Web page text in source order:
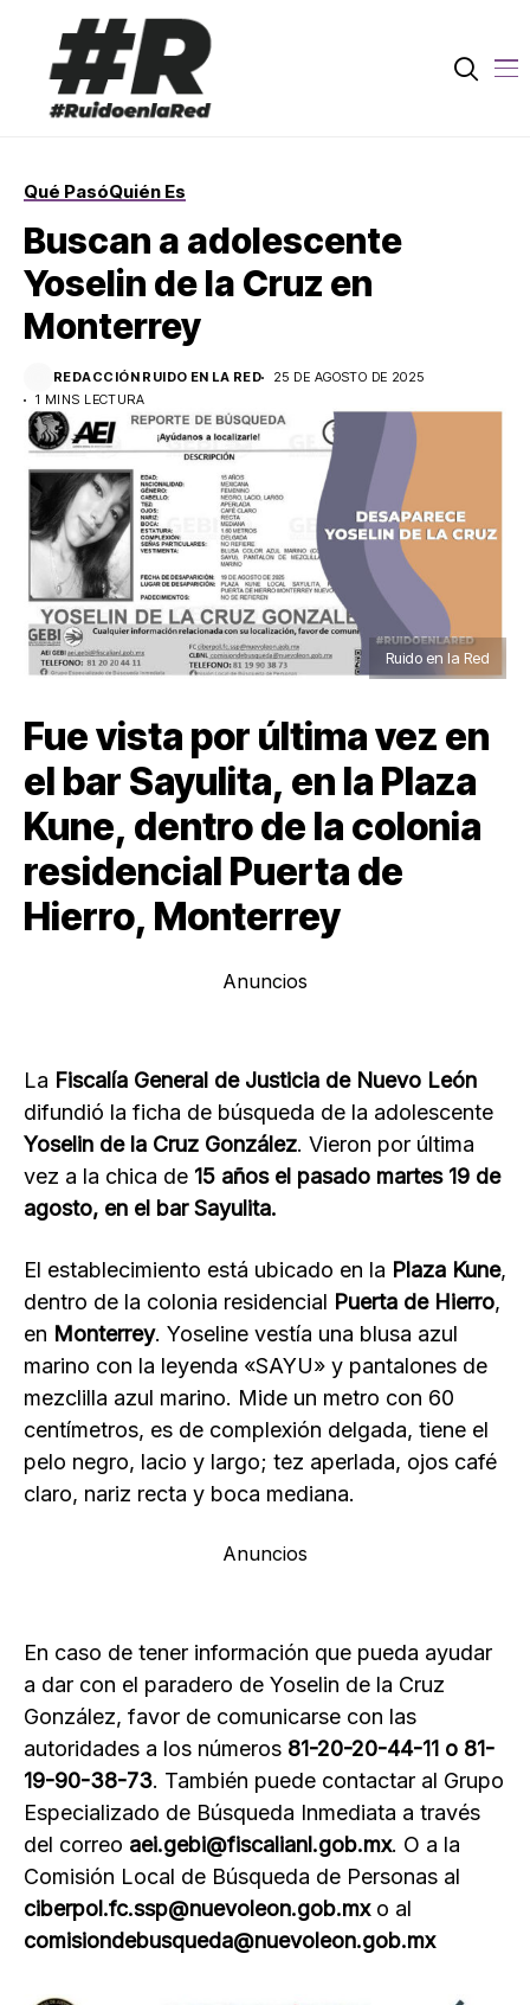
Qué PasóQuién Es
Buscan a adolescente
Yoselin de la Cruz en
Monterrey
REDACCIÓN RUIDO EN LA RED
25 DE AGOSTO DE 2025
1 MINS LECTURA
Ruido en la Red
Fue vista por última vez en
el bar Sayulita, en la Plaza
Kune, dentro de la colonia
residencial Puerta de
Hierro, Monterrey
Anuncios
La Fiscalía General de Justicia de Nuevo León
difundió la ficha de búsqueda de la adolescente
Yoselin de la Cruz González. Vieron por última
vez a la chica de 15 años el pasado martes 19 de
agosto, en el bar Sayulita.
El establecimiento está ubicado en la Plaza Kune,
dentro de la colonia residencial Puerta de Hierro,
en Monterrey. Yoseline vestía una blusa azul
marino con la leyenda «SAYU» y pantalones de
mezclilla azul marino. Mide un metro con 60
centímetros, es de complexión delgada, tiene el
pelo negro, lacio y largo; tez aperlada, ojos café
claro, nariz recta y boca mediana.
Anuncios
En caso de tener información que pueda ayudar
a dar con el paradero de Yoselin de la Cruz
González, favor de comunicarse con las
autoridades a los números 81-20-20-44-11 o 81-
19-90-38-73. También puede contactar al Grupo
Especializado de Búsqueda Inmediata a través
del correo aei.gebi@fiscalianl.gob.mx. O a la
Comisión Local de Búsqueda de Personas al
ciberpol.fc.ssp@nuevoleon.gob.mxo al
comisiondebusqueda@nuevoleon.gob.mx